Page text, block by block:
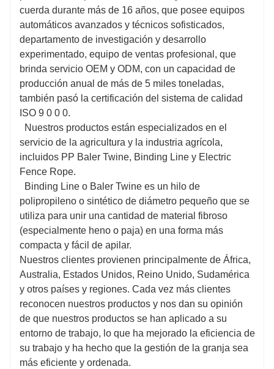
cuerda durante más de 16 años, que posee equipos
automáticos avanzados y técnicos sofisticados,
departamento de investigación y desarrollo
experimentado, equipo de ventas profesional, que
brinda servicio OEM y ODM, con un capacidad de
producción anual de más de 5 miles toneladas,
también pasó la certificación del sistema de calidad
ISO 9 0 0 0.
Nuestros productos están especializados en el
servicio de la agricultura y la industria agrícola,
incluidos PP Baler Twine, Binding Line y Electric
Fence Rope.
Binding Line o Baler Twine es un hilo de
polipropileno o sintético de diámetro pequeño que se
utiliza para unir una cantidad de material fibroso
(especialmente heno o paja) en una forma más
compacta y fácil de apilar.
Nuestros clientes provienen principalmente de África,
Australia, Estados Unidos, Reino Unido, Sudamérica
y otros países y regiones. Cada vez más clientes
reconocen nuestros productos y nos dan su opinión
de que nuestros productos se han aplicado a su
entorno de trabajo, lo que ha mejorado la eficiencia de
su trabajo y ha hecho que la gestión de la granja sea
más eficiente y ordenada.